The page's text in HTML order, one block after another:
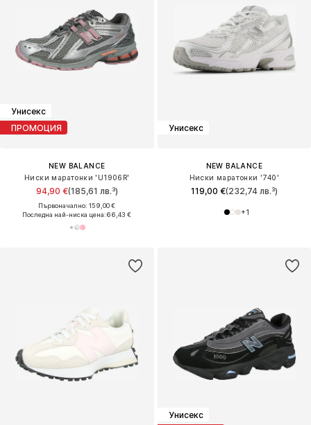
Унисекс
ПРОМОЦИЯ
NEW BALANCE
Ниски маратонки 'U1906R'
94,90 €(185,61 лв.³)
Първоначално: 159,00 €
Последна най-ниска цена:66,43 €
Унисекс
NEW BALANCE
Ниски маратонки '740'
119,00 €(232,74 лв.³)
+1
Унисекс